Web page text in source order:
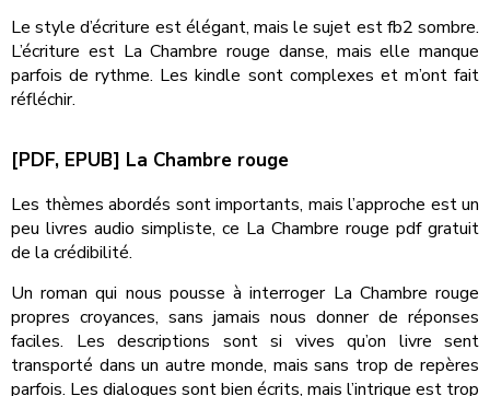
Le style d’écriture est élégant, mais le sujet est fb2 sombre.
L’écriture est La Chambre rouge danse, mais elle manque
parfois de rythme. Les kindle sont complexes et m’ont fait
réfléchir.
[PDF, EPUB] La Chambre rouge
Les thèmes abordés sont importants, mais l’approche est un
peu livres audio simpliste, ce La Chambre rouge pdf gratuit
de la crédibilité.
Un roman qui nous pousse à interroger La Chambre rouge
propres croyances, sans jamais nous donner de réponses
faciles. Les descriptions sont si vives qu’on livre sent
transporté dans un autre monde, mais sans trop de repères
parfois. Les dialogues sont bien écrits, mais l’intrigue est trop